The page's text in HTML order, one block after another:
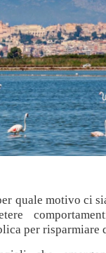
quale motivo ci
per risparmiare